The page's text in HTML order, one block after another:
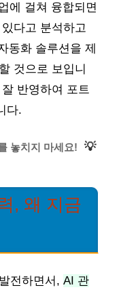
에 걸쳐 융합되면
다고 분석하고
동화 솔루션을 제
것으로 보입니
반영하여 포트
다.
놓치지 마세요! 💡
, 왜 지금
전하면서, AI 관